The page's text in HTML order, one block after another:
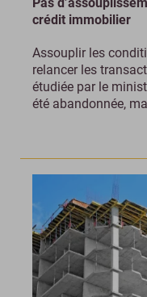
Pas
crédit immobilier
Assouplir les
relancer les
étudiée par le
été abandonnée,